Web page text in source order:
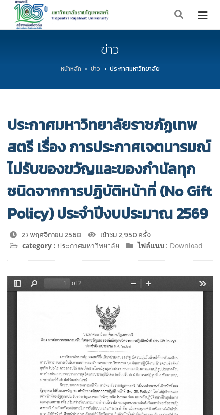
ข่าว
หน้าหลัก ข่าว ประกาศมหาวิทยาลัย
ประกาศมหาวิทยาลัยราชภัฏเทพ
สตรี เรื่อง การประกาศเจตนารมณ์
ไม่รับของขวัญและของกำนัลทุก
ชนิดจากการปฏิบัติหน้าที่ (No Gift
Policy) ประจำปีงบประมาณ 2569
27 พฤศจิกายน 2568 เข้าชม 2,950 ครั้ง
category : ประกาศมหาวิทยาลัย ไฟล์แนบ : Download